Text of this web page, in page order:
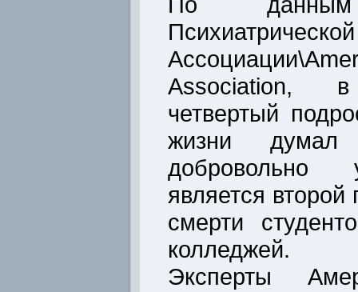
Психиатрической
четвертый
жизни
добровольно
является второй
смерти
колледжей.
Эксперты